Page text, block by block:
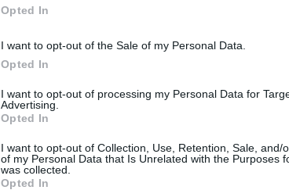
Opted In
I want to opt-out of the Sale of my Personal Data.
Opted In
I want to opt-out of processing my Personal Data for
Advertising.
Opted In
I want to opt-out of Collection, Use, Retention, Sale, and/
of my Personal Data that Is Unrelated with the Purposes
was collected.
Opted In